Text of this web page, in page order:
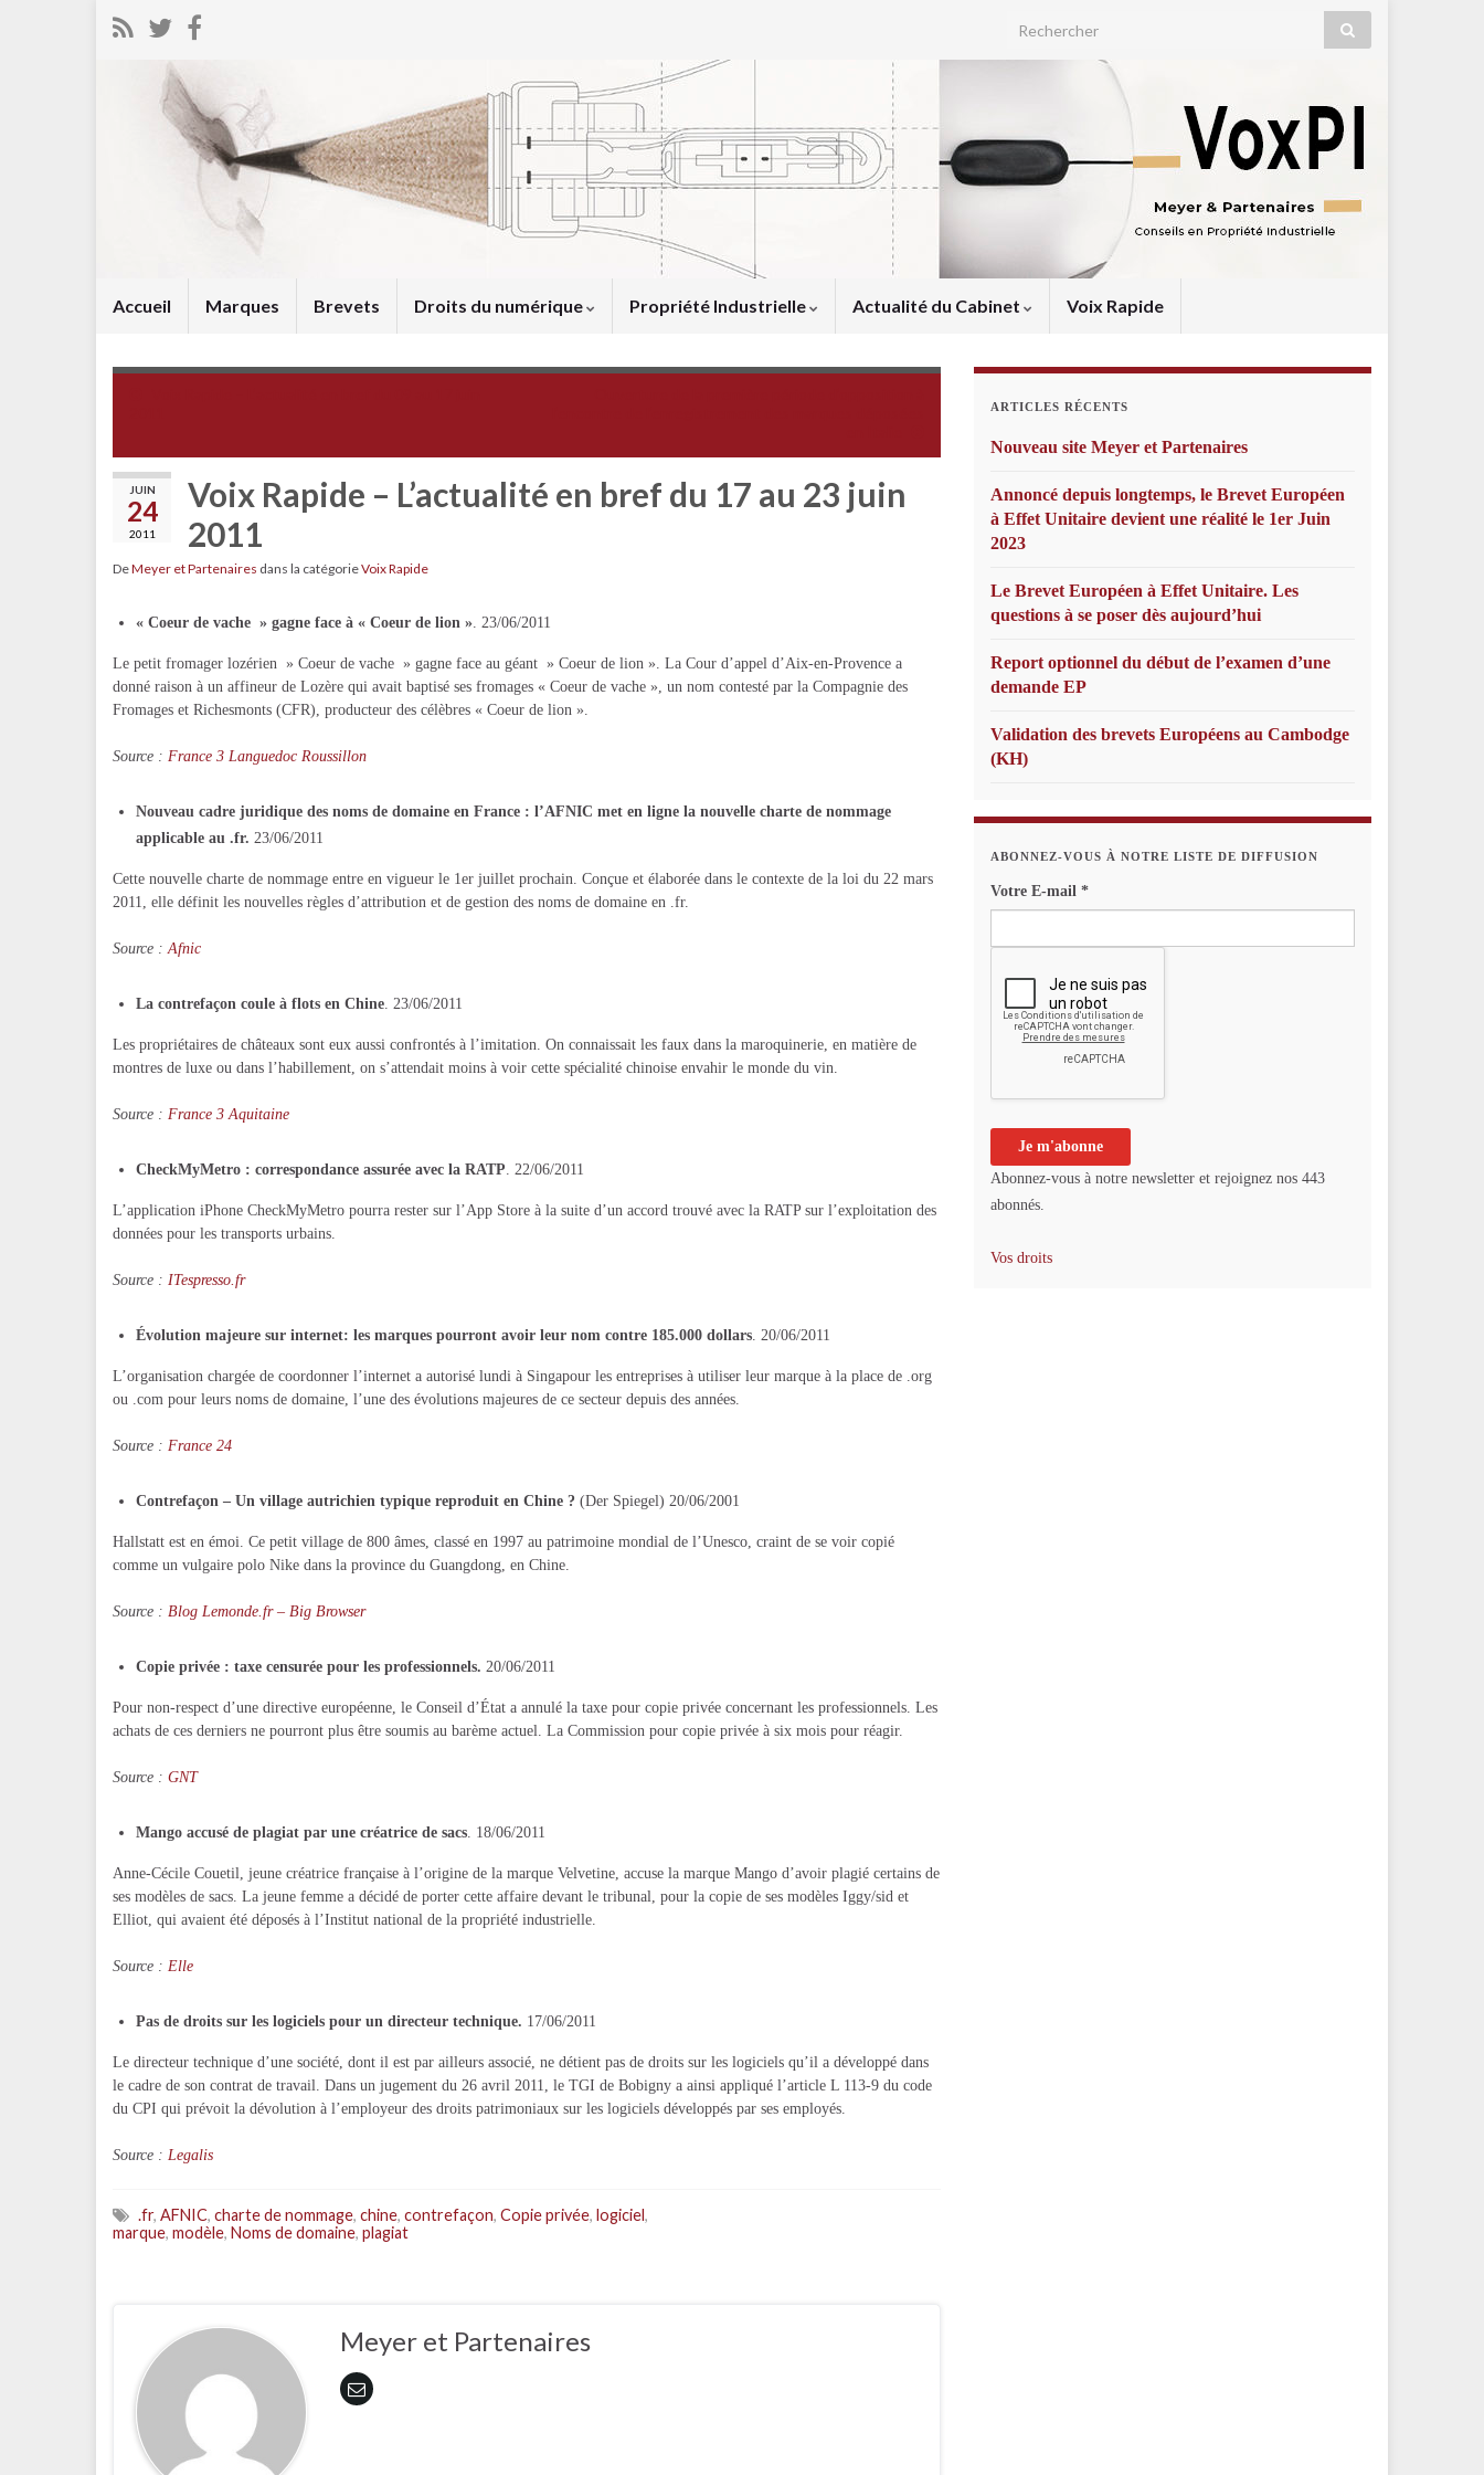
Search for:
Accueil Marques Brevets Droits du numérique Propriété Industrielle Actualité du Cabinet Voix Rapide
JUIN
24
2011
Voix Rapide – L’actualité en bref du 17 au 23 juin
2011
DeMeyer et Partenaires dans la catégorieVoix Rapide
« Coeur de vache » gagne face à « Coeur de lion ». 23/06/2011
Le petit fromager lozérien » Coeur de vache » gagne face au géant » Coeur de lion ». La Cour d’appel d’Aix-en-Provence a
donné raison à un affineur de Lozère qui avait baptisé ses fromages « Coeur de vache », un nom contesté par la Compagnie des
Fromages et Richesmonts (CFR), producteur des célèbres « Coeur de lion ».
Source : France 3 Languedoc Roussillon
Nouveau cadre juridique des noms de domaine en France : l’AFNIC met en ligne la nouvelle charte de nommage
applicable au .fr. 23/06/2011
Cette nouvelle charte de nommage entre en vigueur le 1er juillet prochain. Conçue et élaborée dans le contexte de la loi du 22 mars
2011, elle définit les nouvelles règles d’attribution et de gestion des noms de domaine en .fr.
Source :Afnic
La contrefaçon coule à flots en Chine. 23/06/2011
Les propriétaires de châteaux sont eux aussi confrontés à l’imitation. On connaissait les faux dans la maroquinerie, en matière de
montres de luxe ou dans l’habillement, on s’attendait moins à voir cette spécialité chinoise envahir le monde du vin.
Source : France 3 Aquitaine
CheckMyMetro : correspondance assurée avec la RATP. 22/06/2011
L’application iPhone CheckMyMetro pourra rester sur l’App Store à la suite d’un accord trouvé avec la RATP sur l’exploitation des
données pour les transports urbains.
Source : ITespresso.fr
Évolution majeure sur internet: les marques pourront avoir leur nom contre 185.000 dollars. 20/06/2011
L’organisation chargée de coordonner l’internet a autorisé lundi à Singapour les entreprises à utiliser leur marque à la place de .org
ou .com pour leurs noms de domaine, l’une des évolutions majeures de ce secteur depuis des années.
Source : France 24
Contrefaçon – Un village autrichien typique reproduit en Chine ? (Der Spiegel) 20/06/2001
Hallstatt est en émoi. Ce petit village de 800 âmes, classé en 1997 au patrimoine mondial de l’Unesco, craint de se voir copié
comme un vulgaire polo Nike dans la province du Guangdong, en Chine.
Source : Blog Lemonde.fr – Big Browser
Copie privée : taxe censurée pour les professionnels. 20/06/2011
Pour non-respect d’une directive européenne, le Conseil d’État a annulé la taxe pour copie privée concernant les professionnels. Les
achats de ces derniers ne pourront plus être soumis au barème actuel. La Commission pour copie privée à six mois pour réagir.
Source : GNT
Mango accusé de plagiat par une créatrice de sacs. 18/06/2011
Anne-Cécile Couetil, jeune créatrice française à l’origine de la marque Velvetine, accuse la marque Mango d’avoir plagié certains de
ses modèles de sacs. La jeune femme a décidé de porter cette affaire devant le tribunal, pour la copie de ses modèles Iggy/sid et
Elliot, qui avaient été déposés à l’Institut national de la propriété industrielle.
Source : Elle
Pas de droits sur les logiciels pour un directeur technique. 17/06/2011
Le directeur technique d’une société, dont il est par ailleurs associé, ne détient pas de droits sur les logiciels qu’il a développé dans
le cadre de son contrat de travail. Dans un jugement du 26 avril 2011, le TGI de Bobigny a ainsi appliqué l’article L 113-9 du code
du CPI qui prévoit la dévolution à l’employeur des droits patrimoniaux sur les logiciels développés par ses employés.
Source : Legalis
.fr, AFNIC, charte de nommage, chine, contrefaçon, Copie privée, logiciel,
marque, modèle, Noms de domaine, plagiat
Meyer et Partenaires
ARTICLES RÉCENTS
Nouveau site Meyer et Partenaires
Annoncé depuis longtemps, le Brevet Européen
à Effet Unitaire devient une réalité le 1er Juin
2023
Le Brevet Européen à Effet Unitaire. Les
questions à se poser dès aujourd’hui
Report optionnel du début de l’examen d’une
demande EP
Validation des brevets Européens au Cambodge
(KH)
ABONNEZ-VOUS À NOTRE LISTE DE DIFFUSION
Votre E-mail *
Abonnez-vous à notre newsletter et rejoignez nos 443
abonnés.
Vos droits